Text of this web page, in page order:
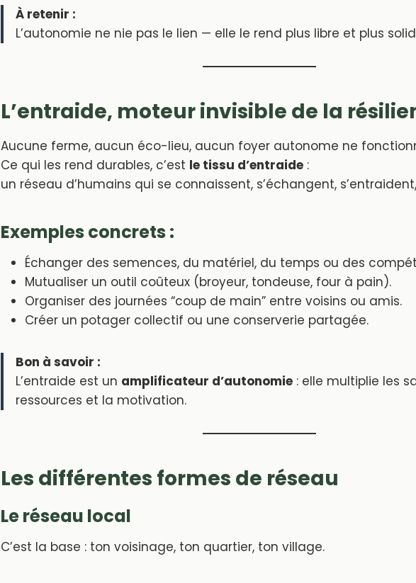
À retenir :
L’autonomie ne nie pas le lien — elle le rend plus libre et plus
L’entraide, moteur invisible de la
Aucune ferme, aucun éco-lieu, aucun foyer autonome ne
Ce qui les rend durables, c’est le tissu d’entraide :
un réseau d’humains qui se connaissent, s’échangent,
Exemples concrets :
Échanger des semences, du matériel, du temps ou des
Mutualiser un outil coûteux (broyeur, tondeuse, four à pain).
Organiser des journées “coup de main” entre voisins ou amis.
Créer un potager collectif ou une conserverie partagée.
Bon à savoir :
L’entraide est un amplificateur d’autonomie : elle multiplie les
ressources et la motivation.
Les différentes formes de réseau
Le réseau local
C’est la base : ton voisinage, ton quartier, ton village.